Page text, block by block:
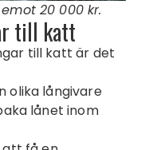
20 000 kr.
till katt
till katt är det
olika långivare
lånet inom